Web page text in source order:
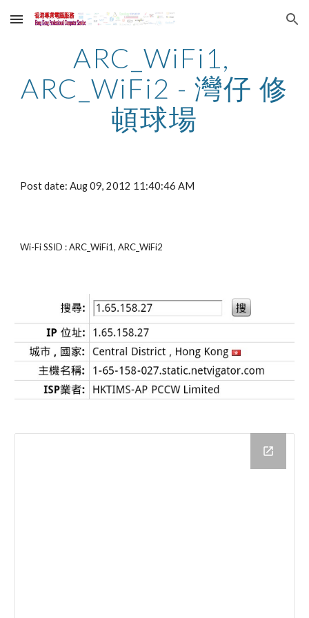
Skip to main content Skip to navigation
ARC_WiFi1,
ARC_WiFi2 - 灣仔 修
頓球場
Post date: Aug 09, 2012 11:40:46 AM
Wi-Fi SSID : ARC_WiFi1, ARC_WiFi2